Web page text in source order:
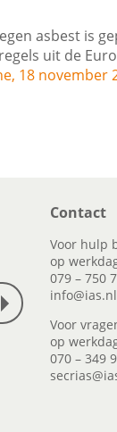
asbest is
uit de
18 november
Contact
Voor hulp
op
079 – 750
info@ias.nl
Voor
op
070 – 349